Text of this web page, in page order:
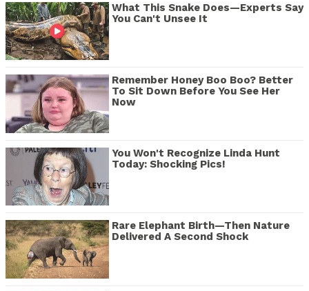
What This Snake Does—Experts Say
You Can't Unsee It
Remember Honey Boo Boo? Better
To Sit Down Before You See Her
Now
You Won't Recognize Linda Hunt
Today: Shocking Pics!
Rare Elephant Birth—Then Nature
Delivered A Second Shock